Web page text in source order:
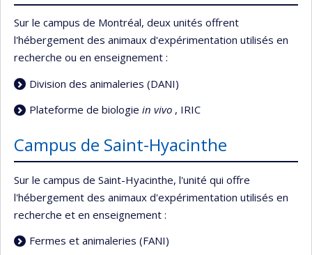
Sur le campus de Montréal, deux unités offrent
l'hébergement des animaux d'expérimentation utilisés en
recherche ou en enseignement :
Division des animaleries (DANI)
Plateforme de biologie in vivo , IRIC
Campus de Saint-Hyacinthe
Sur le campus de Saint-Hyacinthe, l'unité qui offre
l'hébergement des animaux d'expérimentation utilisés en
recherche et en enseignement :
Fermes et animaleries (FANI)